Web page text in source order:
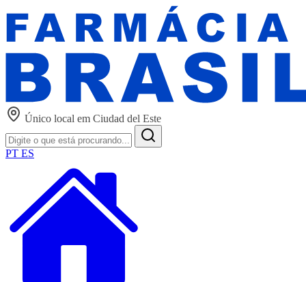
Único local em Ciudad del Este
PT ES